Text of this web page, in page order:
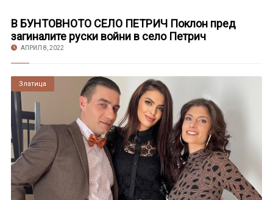
В БУНТОВНОТО СЕЛО ПЕТРИЧ Поклон пред
загиналите руски войни в село Петрич
АПРИЛ 8, 2022
Златица